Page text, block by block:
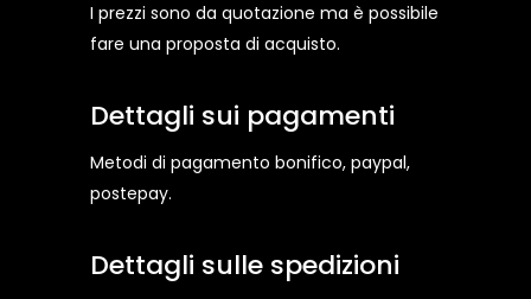
I prezzi sono da quotazione ma è possibile
fare una proposta di acquisto.
Dettagli sui pagamenti
Metodi di pagamento bonifico, paypal,
postepay.
Dettagli sulle spedizioni